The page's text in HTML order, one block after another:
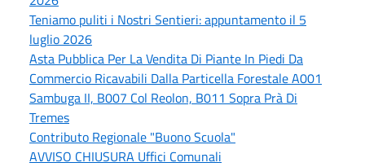
Teniamo puliti i Nostri Sentieri: appuntamento il 5
luglio 2026
Asta Pubblica Per La Vendita Di Piante In Piedi Da
Commercio Ricavabili Dalla Particella Forestale A001
Sambuga II, B007 Col Reolon, B011 Sopra Prà Di
Tremes
Contributo Regionale "Buono Scuola"
AVVISO CHIUSURA Uffici Comunali